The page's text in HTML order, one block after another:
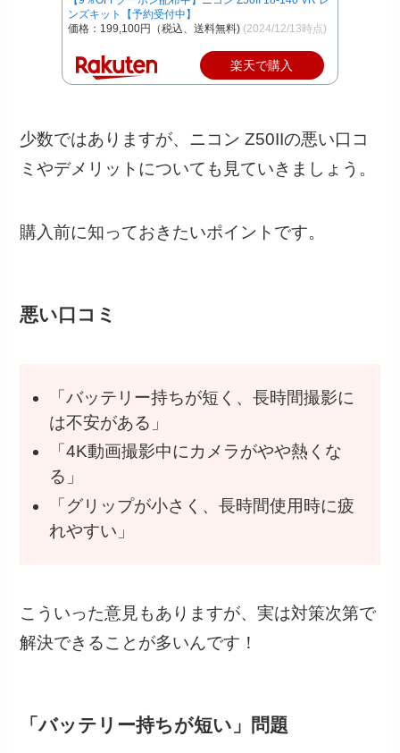
ンズキット【予約受付中】
価格：199,100円（税込、送料無料) (2024/12/13時点)
楽天で購入
少数ではありますが、ニコン Z50IIの悪い口コ
ミやデメリットについても見ていきましょう。
購入前に知っておきたいポイントです。
悪い口コミ
「バッテリー持ちが短く、長時間撮影に
は不安がある」
「4K動画撮影中にカメラがやや熱くな
る」
「グリップが小さく、長時間使用時に疲
れやすい」
こういった意見もありますが、実は対策次第で
解決できることが多いんです！
「バッテリー持ちが短い」問題